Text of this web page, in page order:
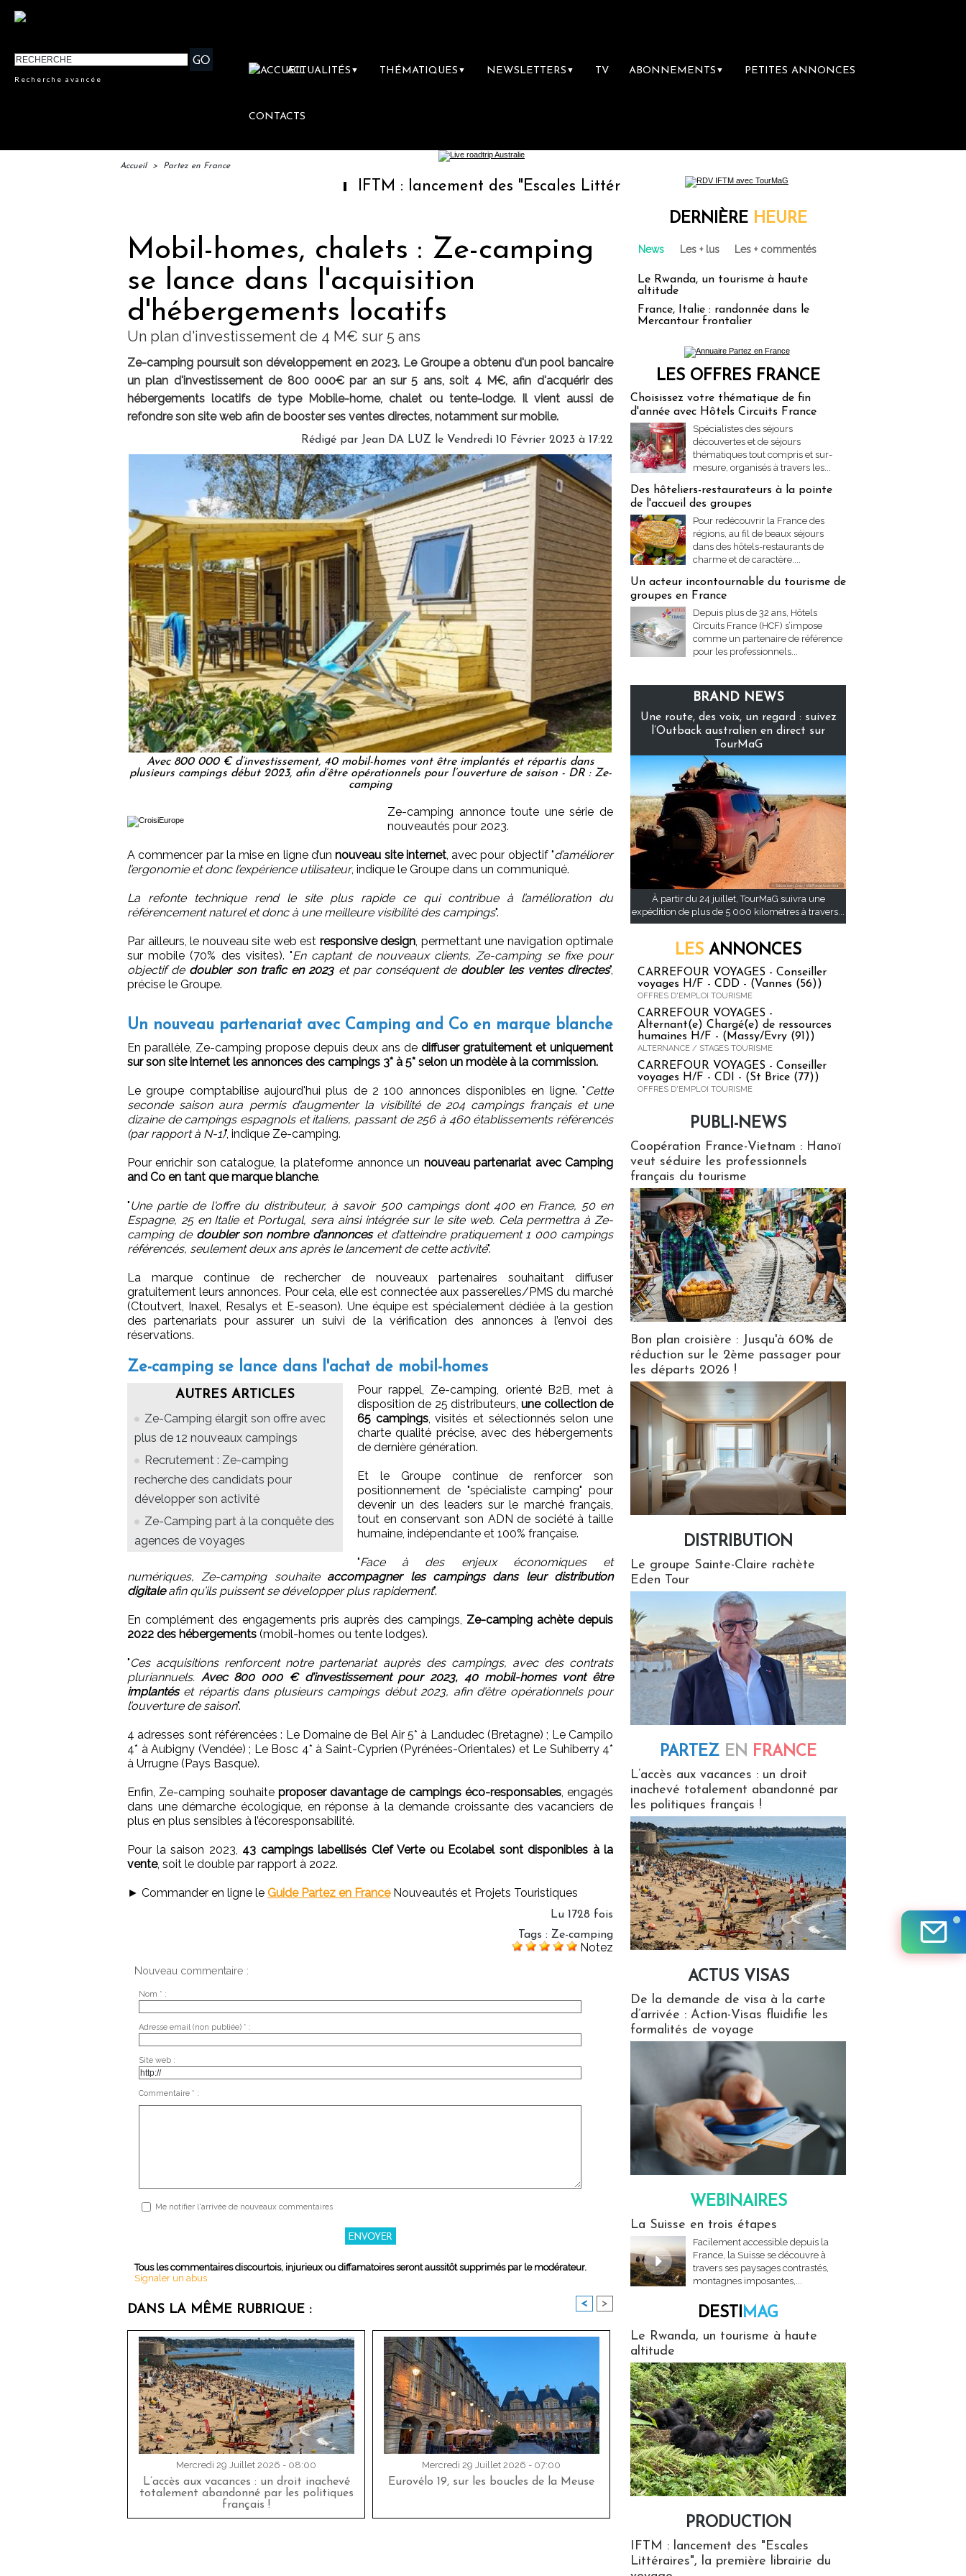
Recherche avancée
ACTUALITÉS ▼ THÉMATIQUES ▼ NEWSLETTERS ▼ TV ABONNEMENTS ▼ PETITES ANNONCES
CONTACTS
Accueil > Partez en France
IFTM : lancement des "Escales Littéraires", la première librairie du voyage
Mobil-homes, chalets : Ze-camping
se lance dans l'acquisition
d'hébergements locatifs
Un plan d'investissement de 4 M€ sur 5 ans
Ze-camping poursuit son développement en 2023. Le Groupe a obtenu d'un pool bancaire
un plan d'investissement de 800 000€ par an sur 5 ans, soit 4 M€, afin d'acquérir des
hébergements locatifs de type Mobile-home, chalet ou tente-lodge. Il vient aussi de
refondre son site web afin de booster ses ventes directes, notamment sur mobile.
Rédigé par Jean DA LUZ le Vendredi 10 Février 2023 à 17:22
Avec 800 000 € d’investissement, 40 mobil-homes vont être implantés et répartis dans
plusieurs campings début 2023, afin d’être opérationnels pour l’ouverture de saison - DR : Ze-
camping
Ze-camping annonce toute une série de
nouveautés pour 2023.
A commencer par la mise en ligne d’unnouveau site internet, avec pour objectif "d’améliorer
l’ergonomie et donc l’expérience utilisateur, indique le Groupe dans un communiqué.
La refonte technique rend le site plus rapide ce qui contribue à l’amélioration du
référencement naturel et donc à une meilleure visibilité des campings".
Par ailleurs, le nouveau site web est responsive design , permettant une navigation optimale
sur mobile (70% des visites). "En captant de nouveaux clients, Ze-camping se fixe pour
objectif de doubler son trafic en 2023et par conséquent de doubler les ventes directes",
précise le Groupe.
Un nouveau partenariat avec Camping and Co en marque blanche
En parallèle, Ze-camping propose depuis deux ans de diffuser gratuitement et uniquement
sur son site internet les annonces des campings 3* à 5* selon un modèle à la commission.
Le groupe comptabilise aujourd'hui plus de 2 100 annonces disponibles en ligne. "Cette
seconde saison aura permis d’augmenter la visibilité de 204 campings français et une
dizaine de campings espagnols et italiens, passant de 256 à 460 établissements référencés
(par rapport à N-1)", indique Ze-camping.
Pour enrichir son catalogue, la plateforme annonce un nouveau partenariat avec Camping
and Co en tant que marque blanche.
"Une partie de l'offre du distributeur, à savoir 500 campings dont 400 en France, 50 en
Espagne, 25 en Italie et Portugal, sera ainsi intégrée sur le site web. Cela permettra à Ze-
camping de doubler son nombre d’annonceset d’atteindre pratiquement 1 000 campings
référencés, seulement deux ans après le lancement de cette activité".
La marque continue de rechercher de nouveaux partenaires souhaitant diffuser
gratuitement leurs annonces. Pour cela, elle est connectée aux passerelles/PMS du marché
(Ctoutvert, Inaxel, Resalys et E-season). Une équipe est spécialement dédiée à la gestion
des partenariats pour assurer un suivi de la vérification des annonces à l’envoi des
réservations.
Ze-camping se lance dans l'achat de mobil-homes
AUTRES ARTICLES
Ze-Camping élargit son offre avec
plus de 12 nouveaux campings
Recrutement : Ze-camping
recherche des candidats pour
développer son activité
Ze-Camping part à la conquête des
agences de voyages
Pour rappel, Ze-camping, orienté B2B, met à
disposition de 25 distributeurs,une collection de
65 campings, visités et sélectionnés selon une
charte qualité précise, avec des hébergements
de dernière génération.
Et le Groupe continue de renforcer son
positionnement de "spécialiste camping" pour
devenir un des leaders sur le marché français,
tout en conservant son ADN de société à taille
humaine, indépendante et 100% française.
"Face à des enjeux économiques et
numériques, Ze-camping souhaite accompagner les campings dans leur distribution
digitaleafin qu’ils puissent se développer plus rapidement".
En complément des engagements pris auprès des campings, Ze-camping achète depuis
2022 des hébergements (mobil-homes ou tente lodges).
"Ces acquisitions renforcent notre partenariat auprès des campings, avec des contrats
pluriannuels. Avec 800 000 € d’investissement pour 2023, 40 mobil-homes vont être
implantéset répartis dans plusieurs campings début 2023, afin d’être opérationnels pour
l’ouverture de saison".
4 adresses sont référencées : Le Domaine de Bel Air 5* à Landudec (Bretagne) ; Le Campilo
4* à Aubigny (Vendée) ; Le Bosc 4* à Saint-Cyprien (Pyrénées-Orientales) et Le Suhiberry 4*
à Urrugne (Pays Basque).
Enfin, Ze-camping souhaite proposer davantage de campings éco-responsables, engagés
dans une démarche écologique, en réponse à la demande croissante des vacanciers de
plus en plus sensibles à l’écoresponsabilité.
Pour la saison 2023, 43 campings labellisés Clef Verte ou Ecolabel sont disponibles à la
vente, soit le double par rapport à 2022.
► Commander en ligne le Guide Partez en FranceNouveautés et Projets Touristiques
Lu 1728 fois
Tags : Ze-camping
Notez
Nouveau commentaire :
Nom * :
Adresse email (non publiée) * :
Site web :
Commentaire * :
Me notifier l'arrivée de nouveaux commentaires
Tous les commentaires discourtois, injurieux ou diffamatoires seront aussitôt supprimés par le modérateur.
Signaler un abus
DANS LA MÊME RUBRIQUE : < >
Mercredi 29 Juillet 2026 - 08:00
L’accès aux vacances : un droit inachevé
totalement abandonné par les politiques
français !
Mercredi 29 Juillet 2026 - 07:00
Eurovélo 19, sur les boucles de la Meuse
DERNIÈRE HEURE
News Les + lus Les + commentés
Le Rwanda, un tourisme à haute
altitude
France, Italie : randonnée dans le
Mercantour frontalier
LES OFFRES FRANCE
Choisissez votre thématique de fin
d'année avec Hôtels Circuits France
Spécialistes des séjours
découvertes et de séjours
thématiques tout compris et sur-
mesure, organisés à travers les...
Des hôteliers-restaurateurs à la pointe
de l'accueil des groupes
Pour redécouvrir la France des
régions, au fil de beaux séjours
dans des hôtels-restaurants de
charme et de caractère....
Un acteur incontournable du tourisme de
groupes en France
Depuis plus de 32 ans, Hôtels
Circuits France (HCF) s’impose
comme un partenaire de référence
pour les professionnels...
BRAND NEWS
Une route, des voix, un regard : suivez
l’Outback australien en direct sur
TourMaG
À partir du 24 juillet, TourMaG suivra une
expédition de plus de 5 000 kilomètres à travers...
LES ANNONCES
CARREFOUR VOYAGES - Conseiller
voyages H/F - CDD - (Vannes (56))
OFFRES D'EMPLOI TOURISME
CARREFOUR VOYAGES -
Alternant(e) Chargé(e) de ressources
humaines H/F - (Massy/Evry (91))
ALTERNANCE / STAGES TOURISME
CARREFOUR VOYAGES - Conseiller
voyages H/F - CDI - (St Brice (77))
OFFRES D'EMPLOI TOURISME
PUBLI-NEWS
Coopération France-Vietnam : Hanoï
veut séduire les professionnels
français du tourisme
Bon plan croisière : Jusqu'à 60% de
réduction sur le 2ème passager pour
les départs 2026 !
DISTRIBUTION
Le groupe Sainte-Claire rachète
Eden Tour
PARTEZ EN FRANCE
L’accès aux vacances : un droit
inachevé totalement abandonné par
les politiques français !
ACTUS VISAS
De la demande de visa à la carte
d’arrivée : Action-Visas fluidifie les
formalités de voyage
WEBINAIRES
La Suisse en trois étapes
Facilement accessible depuis la
France, la Suisse se découvre à
travers ses paysages contrastés,
montagnes imposantes,...
DESTIMAG
Le Rwanda, un tourisme à haute
altitude
PRODUCTION
IFTM : lancement des "Escales
Littéraires", la première librairie du